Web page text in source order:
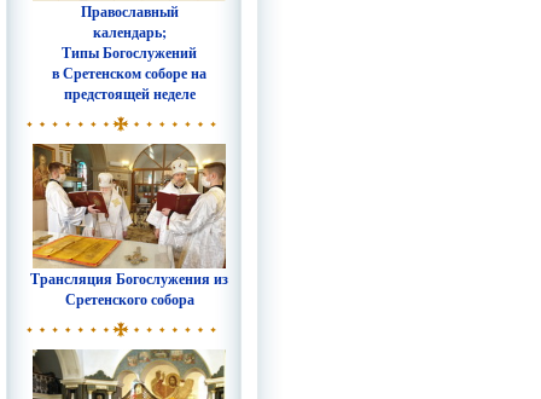
Православный
календарь;
Типы Богослужений
в Сретенском соборе на
предстоящей неделе
Трансляция Богослужения из
Сретенского собора